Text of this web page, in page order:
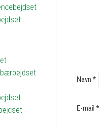
Navn *
E-mail *